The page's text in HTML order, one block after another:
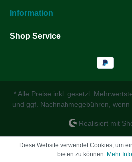
Information
Shop Service
* Alle Preise inkl. gesetzl.
und ggf. Nachnahmegebühren, wenn
Realisiert mit
Diese Website verwendet Cookies, um
bieten zu können. Mehr